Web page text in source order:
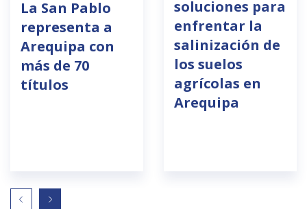
La San Pablo
representa a
Arequipa con
más de 70
títulos
soluciones para
enfrentar la
salinización de
los suelos
agrícolas en
Arequipa